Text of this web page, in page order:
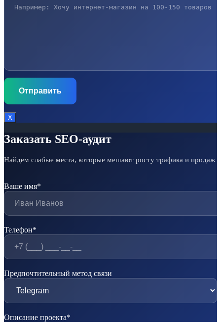
Х
Заказать SEO-аудит
Найдем слабые места, которые мешают росту трафика и продаж
Ваше имя*
Телефон*
Предпочтительный метод связи
Описание проекта*